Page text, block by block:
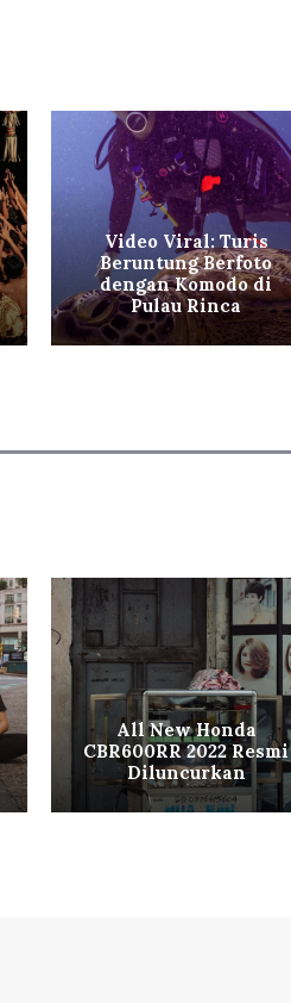
Video Viral: Turis
Beruntung Berfoto
dengan Komodo di
Pulau Rinca
All New Honda
CBR600RR 2022 Resmi
Diluncurkan